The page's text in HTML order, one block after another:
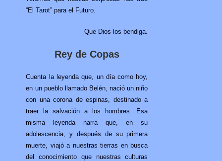
“El Tarot” para el Futuro.
Que Dios los bendiga.
Rey de Copas
Cuenta la leyenda que, un día como hoy,
en un pueblo llamado Belén, nació un niño
con una corona de espinas, destinado a
traer la salvación a los hombres. Esa
misma leyenda narra que, en su
adolescencia, y después de su primera
muerte, viajó a nuestras tierras en busca
del conocimiento que nuestras culturas